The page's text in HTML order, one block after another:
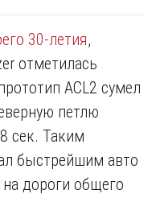
30-летия,
отметилась
ACL2 сумел
петлю
сек. Таким
быстрейшим авто
дороги общего